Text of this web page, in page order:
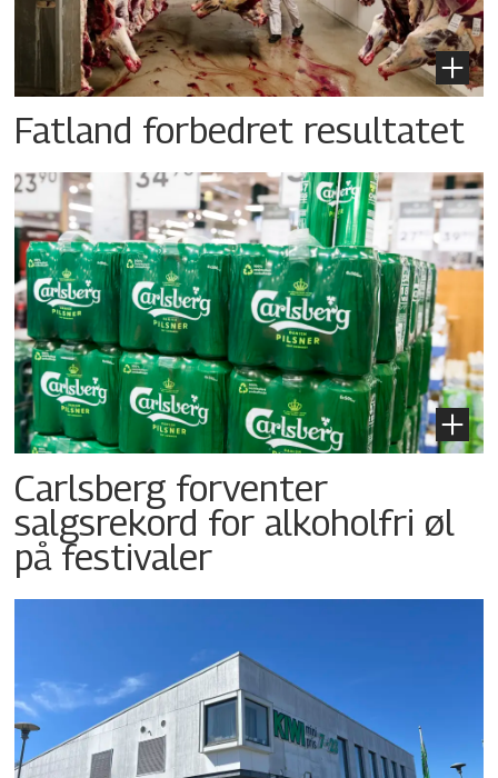
Fatland forbedret resultatet
Carlsberg forventer
salgsrekord for alkoholfri øl
på festivaler